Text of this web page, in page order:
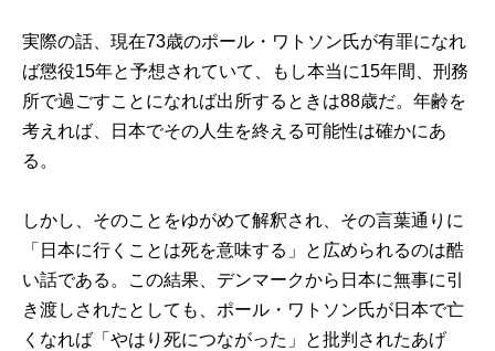
実際の話、現在73歳のポール・ワトソン氏が有罪になれ
ば懲役15年と予想されていて、もし本当に15年間、刑務
所で過ごすことになれば出所するときは88歳だ。年齢を
考えれば、日本でその人生を終える可能性は確かにあ
る。
しかし、そのことをゆがめて解釈され、その言葉通りに
「日本に行くことは死を意味する」と広められるのは酷
い話である。この結果、デンマークから日本に無事に引
き渡しされたとしても、ポール・ワトソン氏が日本で亡
くなれば「やはり死につながった」と批判されたあげ